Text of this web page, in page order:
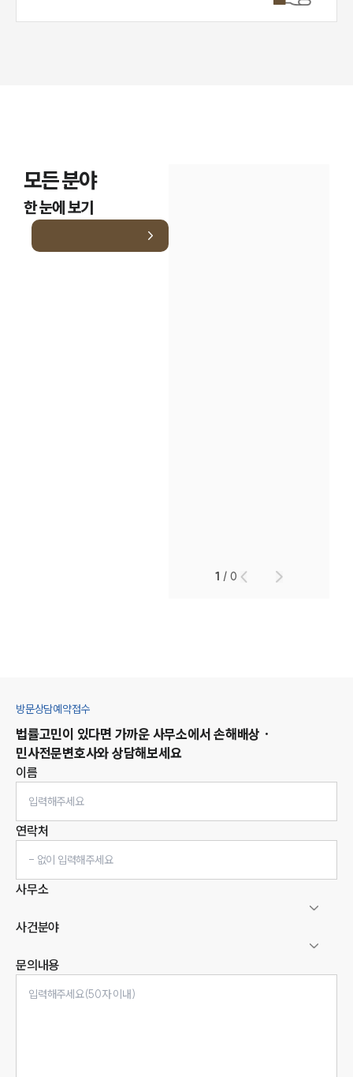
모든 분야
한 눈에 보기
1 /0
방문상담예약접수
법률고민이 있다면 가까운 사무소에서 손해배상 ·
민사전문변호사와 상담해보세요
이름
연락처
사무소
사건분야
문의내용